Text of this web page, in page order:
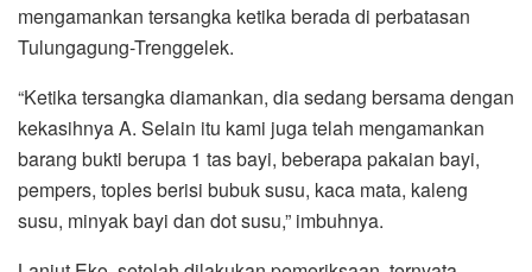
mengamankan tersangka ketika berada di perbatasan
Tulungagung-Trenggelek.
“Ketika tersangka diamankan, dia sedang bersama dengan
kekasihnya A. Selain itu kami juga telah mengamankan
barang bukti berupa 1 tas bayi, beberapa pakaian bayi,
pempers, toples berisi bubuk susu, kaca mata, kaleng
susu, minyak bayi dan dot susu,” imbuhnya.